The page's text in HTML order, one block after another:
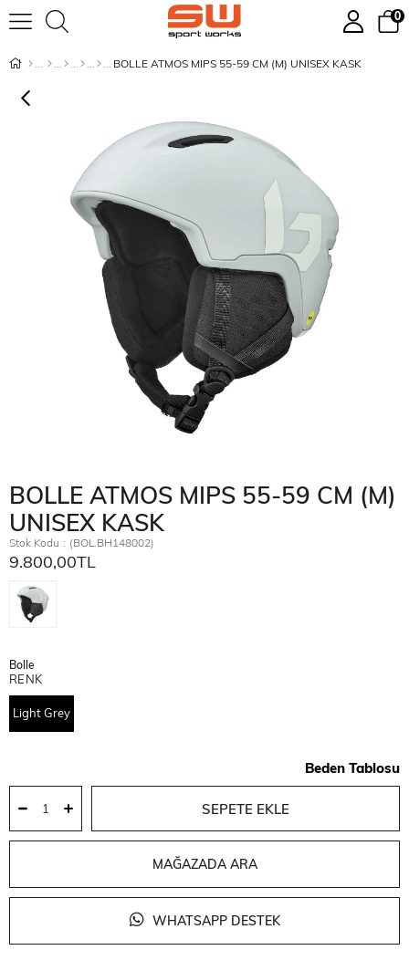
0
BOLLE ATMOS MIPS 55-59 CM (M) UNISEX KASK
BOLLE ATMOS MIPS 55-59 CM (M)
UNISEX KASK
Stok Kodu (BOL.BH148002)
9.800,00TL
Bolle
RENK
Light Grey
Beden Tablosu
MAĞAZADA ARA
WHATSAPP DESTEK